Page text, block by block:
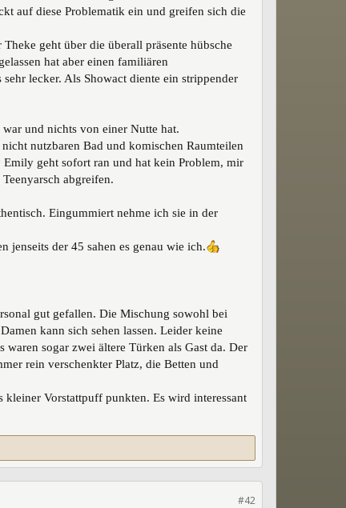
auf diese Problematik ein und greifen sich die
geht über die überall präsente hübsche
hat aber einen familiären
lecker. Als Showact diente ein strippender
und nichts von einer Nutte hat.
nutzbaren Bad und komischen Raumteilen
Emily geht sofort ran und hat kein Problem, mir
abgreifen.
Eingummiert nehme ich sie in der
jenseits der 45 sahen es genau wie ich.
gut gefallen. Die Mischung sowohl bei
kann sich sehen lassen. Leider keine
waren sogar zwei ältere Türken als Gast da. Der
rein verschenkter Platz, die Betten und
Vorstattpuff punkten. Es wird interessant
#42